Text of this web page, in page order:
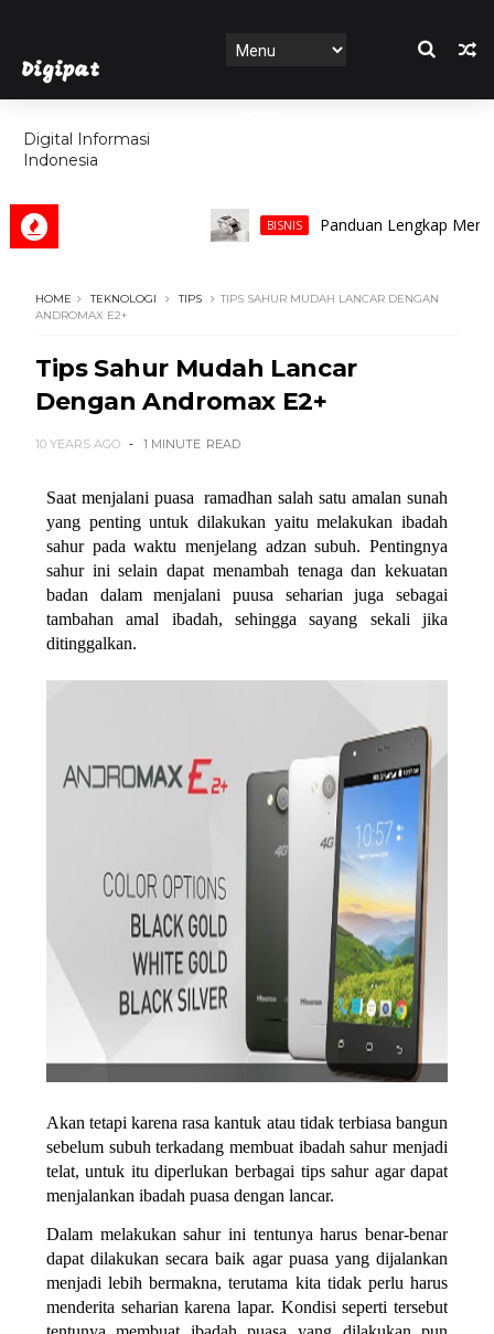
Digipat
Digital Informasi
Indonesia
FEATURES
BISNIS Panduan Lengkap Memilih
HOME TEKNOLOGI TIPS
TIPS SAHUR MUDAH LANCAR DENGAN
ANDROMAX E2+
Tips Sahur Mudah Lancar
Dengan Andromax E2+
10 YEARS AGO 1 MINUTE READ
Saat menjalani puasa ramadhan salah satu amalan sunah
yang penting untuk dilakukan yaitu melakukan ibadah
sahur pada waktu menjelang adzan subuh. Pentingnya
sahur ini selain dapat menambah tenaga dan kekuatan
badan dalam menjalani puusa seharian juga sebagai
tambahan amal ibadah, sehingga sayang sekali jika
ditinggalkan.
Akan tetapi karena rasa kantuk atau tidak terbiasa bangun
sebelum subuh terkadang membuat ibadah sahur menjadi
telat, untuk itu diperlukan berbagai tips sahuragar dapat
menjalankan ibadah puasa dengan lancar.
Dalam melakukan sahur ini tentunya harus benar-benar
dapat dilakukan secara baik agar puasa yang dijalankan
menjadi lebih bermakna, terutama kita tidak perlu harus
menderita seharian karena lapar. Kondisi seperti tersebut